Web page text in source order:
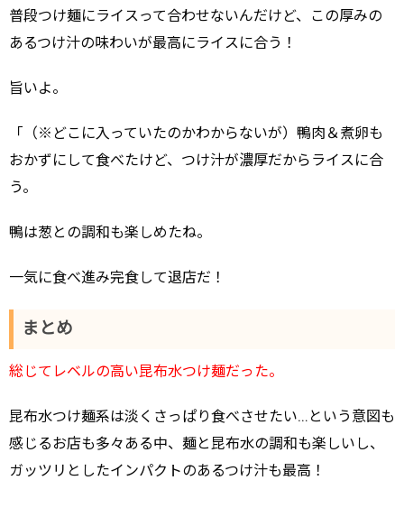
普段つけ麺にライスって合わせないんだけど、この厚みの
あるつけ汁の味わいが最高にライスに合う！
旨いよ。
「（※どこに入っていたのかわからないが）鴨肉＆煮卵も
おかずにして食べたけど、つけ汁が濃厚だからライスに合
う。
鴨は葱との調和も楽しめたね。
一気に食べ進み完食して退店だ！
まとめ
総じてレベルの高い昆布水つけ麺だった。
昆布水つけ麺系は淡くさっぱり食べさせたい…という意図も
感じるお店も多々ある中、麺と昆布水の調和も楽しいし、
ガッツリとしたインパクトのあるつけ汁も最高！